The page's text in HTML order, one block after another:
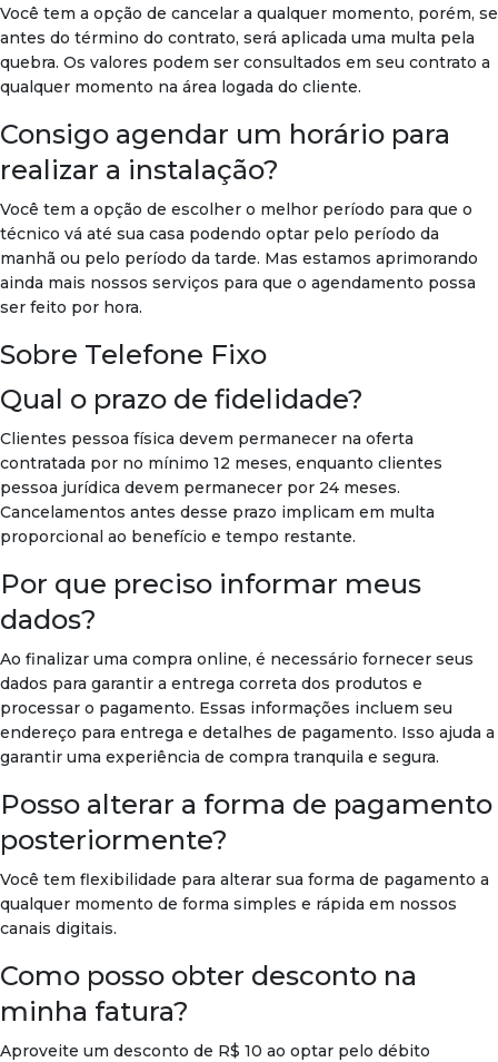
Você tem a opção de cancelar a qualquer momento, porém, se
antes do término do contrato, será aplicada uma multa pela
quebra. Os valores podem ser consultados em seu contrato a
qualquer momento na área logada do cliente.
Consigo agendar um horário para
realizar a instalação?
Você tem a opção de escolher o melhor período para que o
técnico vá até sua casa podendo optar pelo período da
manhã ou pelo período da tarde. Mas estamos aprimorando
ainda mais nossos serviços para que o agendamento possa
ser feito por hora.
Sobre Telefone Fixo
Qual o prazo de fidelidade?
Clientes pessoa física devem permanecer na oferta
contratada por no mínimo 12 meses, enquanto clientes
pessoa jurídica devem permanecer por 24 meses.
Cancelamentos antes desse prazo implicam em multa
proporcional ao benefício e tempo restante.
Por que preciso informar meus
dados?
Ao finalizar uma compra online, é necessário fornecer seus
dados para garantir a entrega correta dos produtos e
processar o pagamento. Essas informações incluem seu
endereço para entrega e detalhes de pagamento. Isso ajuda a
garantir uma experiência de compra tranquila e segura.
Posso alterar a forma de pagamento
posteriormente?
Você tem flexibilidade para alterar sua forma de pagamento a
qualquer momento de forma simples e rápida em nossos
canais digitais.
Como posso obter desconto na
minha fatura?
Aproveite um desconto de R$ 10 ao optar pelo débito